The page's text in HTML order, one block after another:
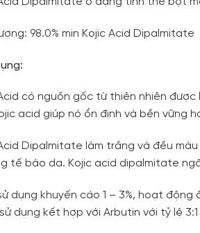
98.0% min Kojic Acid Dipalmitate
có nguồn gốc từ thiên nhiên
acid giúp nó ổn định và bền vững
Dipalmitate làm trắng và đều
tế bào da. Kojic acid dipalmitate
dụng khuyến cáo 1 – 3%, hoạt
dụng kết hợp với Arbutin với tỷ lệ 3:1